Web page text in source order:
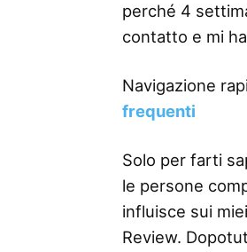
perché 4
contatto e mi
Navigazione
frequenti
Solo per farti
le persone
influisce sui
Review.